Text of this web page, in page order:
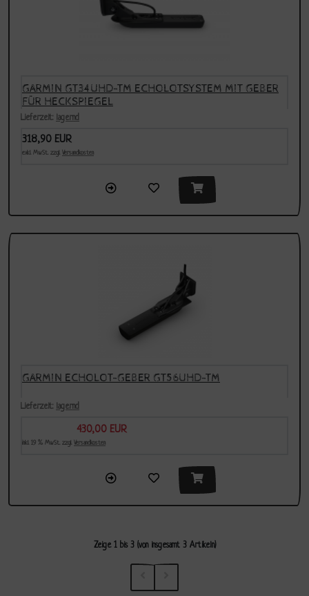
GARMIN GT34UHD-TM ECHOLOTSYSTEM MIT GEBER
FÜR HECKSPIEGEL
Lieferzeit: lagernd
318,90 EUR
exkl. MwSt. zzgl. Versandkosten
GARMIN ECHOLOT-GEBER GT56UHD-TM
Lieferzeit: lagernd
430,00 EUR
inkl. 19 % MwSt. zzgl. Versandkosten
Zeige 1bis 3(von insgesamt 3Artikeln)